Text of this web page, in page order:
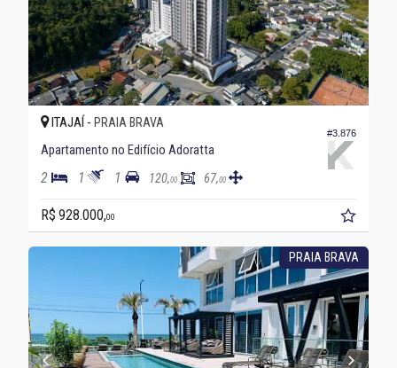
#3.876
ITAJAÍ - PRAIA BRAVA
Apartamento no Edifício Adoratta
2 1 1 120,00 67,00
R$ 928.000,00
PRAIA BRAVA